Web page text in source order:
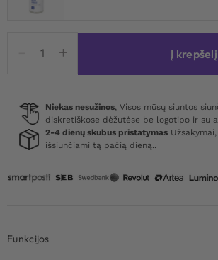
kiekis:
Oxballs
Ox
Cock
Ring
Į krepšelį
Niekas nesužinos, Visos mūsų siuntos
diskretiškose dėžutėse be logotipo ir su
2-4 dienų skubus pristatymas
išsiunčiami tą pačią dieną..
Funkcijos